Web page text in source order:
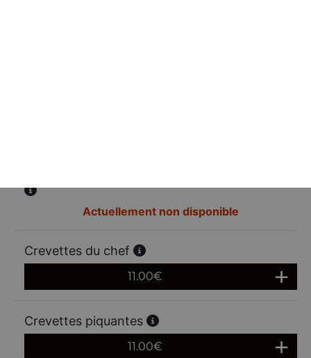
Actuellement non disponible
Crevettes du chef
11.00€
Crevettes piquantes
11.00€